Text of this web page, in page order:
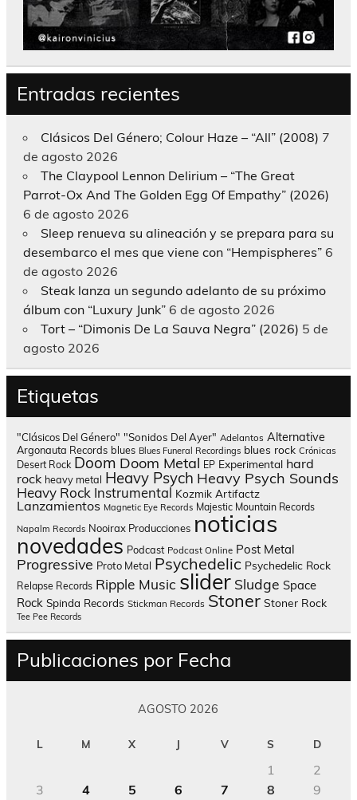
Entradas recientes
Clásicos Del Género; Colour Haze – “All” (2008) 7
de agosto 2026
The Claypool Lennon Delirium – “The Great
Parrot-Ox And The Golden Egg Of Empathy” (2026)
6 de agosto 2026
Sleep renueva su alineación y se prepara para su
desembarco el mes que viene con “Hempispheres” 6
de agosto 2026
Steak lanza un segundo adelanto de su próximo
álbum con “Luxury Junk” 6 de agosto 2026
Tort – “Dimonis De La Sauva Negra” (2026) 5 de
agosto 2026
Etiquetas
"Clásicos Del Género" "Sonidos Del Ayer" Adelantos Alternative
Argonauta Records blues Blues Funeral Recordings blues rock Crónicas
Desert Rock Doom Doom Metal EP Experimental hard
rock heavy metal Heavy Psych Heavy Psych Sounds
Heavy Rock Instrumental Kozmik Artifactz
Lanzamientos Magnetic Eye Records Majestic Mountain Records
Napalm Records Nooirax Producciones noticias
novedades Podcast Podcast Online Post Metal
Progressive Proto Metal Psychedelic Psychedelic Rock
Relapse Records Ripple Music slider Sludge Space
Rock Spinda Records Stickman Records Stoner Stoner Rock
Tee Pee Records
Publicaciones por Fecha
AGOSTO 2026
L M X J V S D
1
2
3
4 5 6 7 8
9